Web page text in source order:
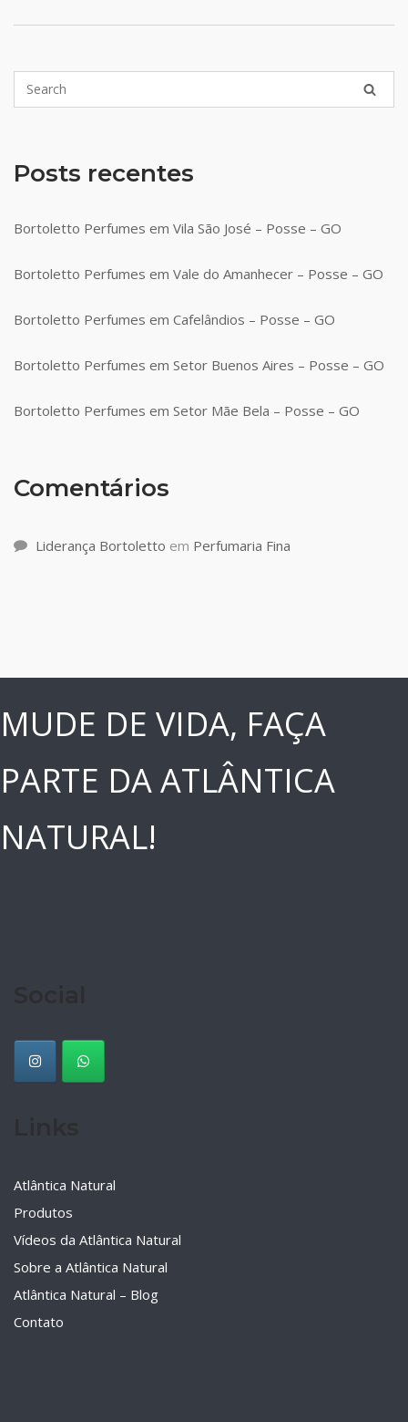
Posts recentes
Bortoletto Perfumes em Vila São José – Posse – GO
Bortoletto Perfumes em Vale do Amanhecer – Posse – GO
Bortoletto Perfumes em Cafelândios – Posse – GO
Bortoletto Perfumes em Setor Buenos Aires – Posse – GO
Bortoletto Perfumes em Setor Mãe Bela – Posse – GO
Comentários
Liderança Bortoletto em Perfumaria Fina
MUDE DE VIDA, FAÇA
PARTE DA ATLÂNTICA
NATURAL!
Atlântica Natural
Produtos
Vídeos da Atlântica Natural
Sobre a Atlântica Natural
Atlântica Natural – Blog
Contato